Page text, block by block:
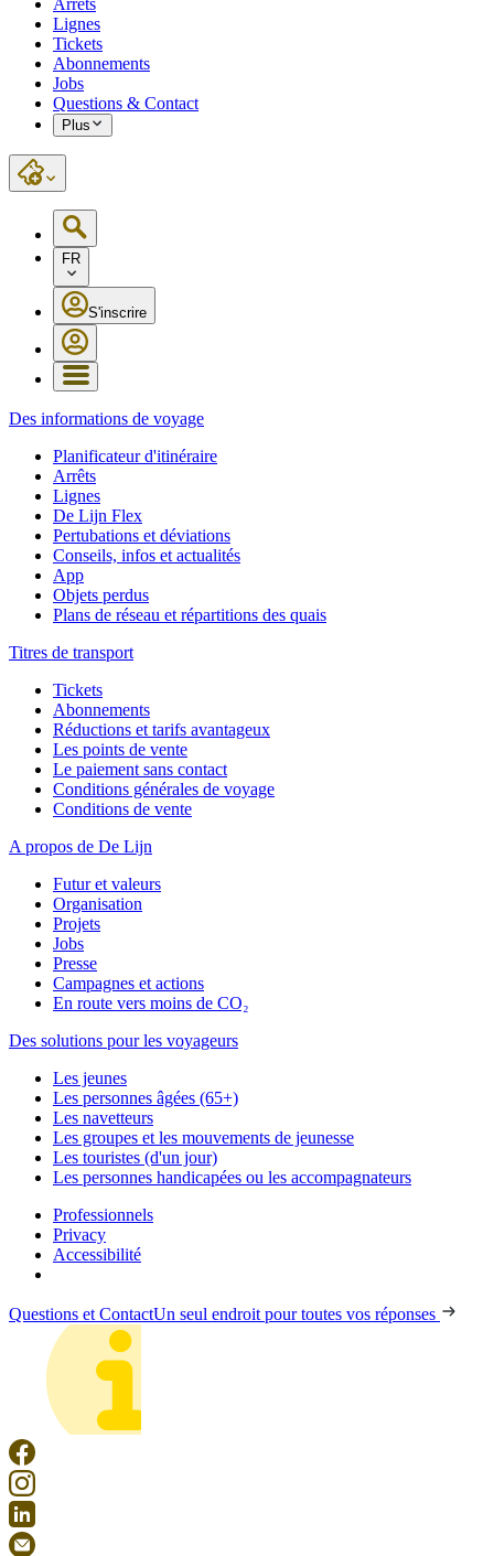
Arrêts
Lignes
Tickets
Abonnements
Jobs
Questions & Contact
Plus
FR
S'inscrire
Des informations de voyage
Planificateur d'itinéraire
Arrêts
Lignes
De Lijn Flex
Pertubations et déviations
Conseils, infos et actualités
App
Objets perdus
Plans de réseau et répartitions des quais
Titres de transport
Tickets
Abonnements
Réductions et tarifs avantageux
Les points de vente
Le paiement sans contact
Conditions générales de voyage
Conditions de vente
A propos de De Lijn
Futur et valeurs
Organisation
Projets
Jobs
Presse
Campagnes et actions
En route vers moins de CO₂
Des solutions pour les voyageurs
Les jeunes
Les personnes âgées (65+)
Les navetteurs
Les groupes et les mouvements de jeunesse
Les touristes (d'un jour)
Les personnes handicapées ou les accompagnateurs
Professionnels
Privacy
Accessibilité
Questions et ContactUn seul endroit pour toutes vos réponses